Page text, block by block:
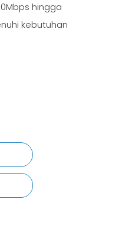
hingga
kebutuhan